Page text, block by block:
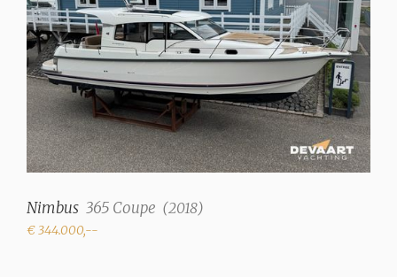
Nimbus 365 Coupe (2018)
€ 344.000,--